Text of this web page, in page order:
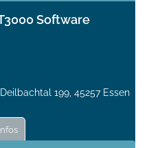
Software
199, 45257 Essen